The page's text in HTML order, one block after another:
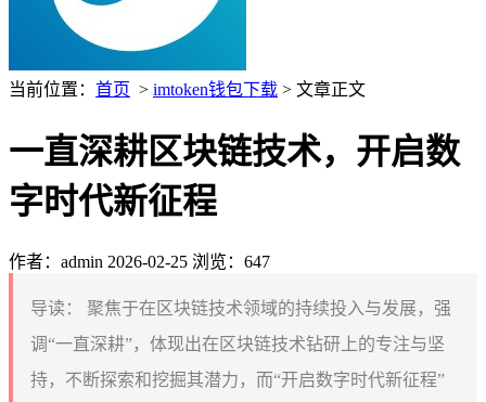
当前位置： 首页 > imtoken钱包下载 > 文章正文
一直深耕区块链技术，开启数
字时代新征程
作者：admin 2026-02-25 浏览：647
导读：
聚焦于在区块链技术领域的持续投入与发展，强
调“一直深耕”，体现出在区块链技术钻研上的专注与坚
持，不断探索和挖掘其潜力，而“开启数字时代新征程”